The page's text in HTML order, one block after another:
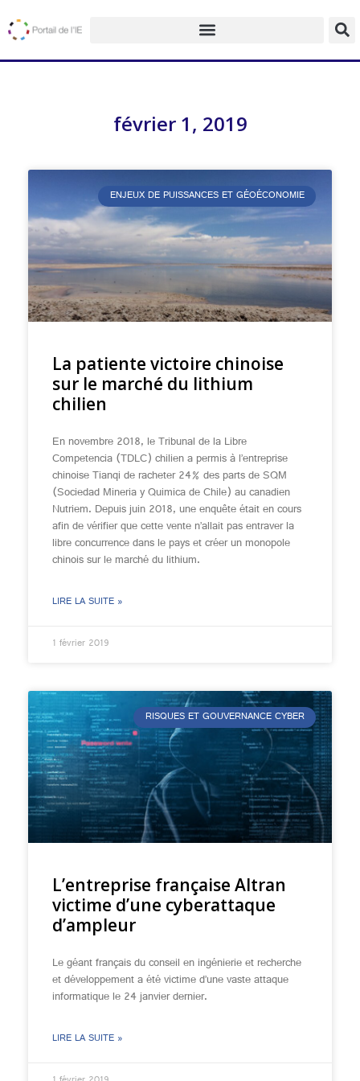
février 1, 2019
ENJEUX DE PUISSANCES ET GÉOÉCONOMIE
La patiente victoire chinoise
sur le marché du lithium
chilien
En novembre 2018, le Tribunal de la Libre
Competencia (TDLC) chilien a permis à l’entreprise
chinoise Tianqi de racheter 24% des parts de SQM
(Sociedad Mineria y Quimica de Chile) au canadien
Nutriem. Depuis juin 2018, une enquête était en cours
afin de vérifier que cette vente n’allait pas entraver la
libre concurrence dans le pays et créer un monopole
chinois sur le marché du lithium.
LIRE LA SUITE »
1 février 2019
RISQUES ET GOUVERNANCE CYBER
L’entreprise française Altran
victime d’une cyberattaque
d’ampleur
Le géant français du conseil en ingénierie et recherche
et développement a été victime d’une vaste attaque
informatique le 24 janvier dernier.
LIRE LA SUITE »